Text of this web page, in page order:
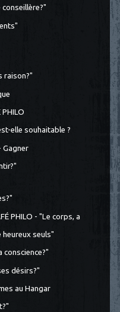
raison?"
PHILO
elle souhaitable ?
Gagner
PHILO - "Le corps, a
seuls"
conscience?"
désirs?"
au Hangar